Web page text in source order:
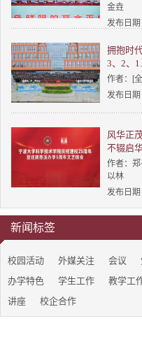
金垚
发布日
拥抱时
3、2、
作者：[
发布日
风华正
不辍启
作者：
以林
发布日
新闻标签
校园活动 外媒关注 会议
办学特色
学生工作 教学工
讲座
校企合作